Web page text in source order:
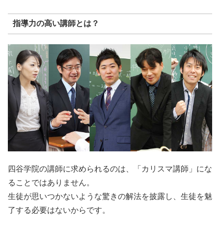
指導力の高い講師とは？
四谷学院の講師に求められるのは、「カリスマ講師」にな
ることではありません。
生徒が思いつかないような驚きの解法を披露し、生徒を魅
了する必要はないからです。